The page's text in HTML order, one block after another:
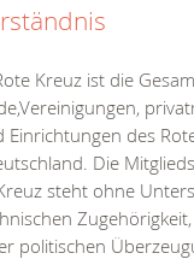
Kreuz ist die
Einrichtungen des
Die
steht ohne
politischen